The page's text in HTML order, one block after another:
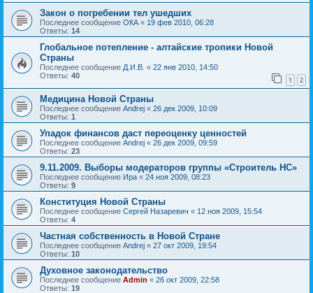
Закон о погребении тел ушедших
Последнее сообщение ОКА « 19 фев 2010, 06:28
Ответы: 14
Глобальное потепление - алтайские тропики Новой
Страны
Последнее сообщение Д.И.В. « 22 янв 2010, 14:50
Ответы: 40 1 2
Медицина Новой Страны
Последнее сообщение Andrej « 26 дек 2009, 10:09
Ответы: 1
Упадок финансов даст переоценку ценностей
Последнее сообщение Andrej « 26 дек 2009, 09:59
Ответы: 23
9.11.2009. Выборы модераторов группы «Строитель НС»
Последнее сообщение Ира « 24 ноя 2009, 08:23
Ответы: 9
Конституция Новой Страны
Последнее сообщение Сергей Назаревич « 12 ноя 2009, 15:54
Ответы: 4
Частная собственность в Новой Стране
Последнее сообщение Andrej « 27 окт 2009, 19:54
Ответы: 10
Духовное законодательство
Последнее сообщение Admin « 26 окт 2009, 22:58
Ответы: 19